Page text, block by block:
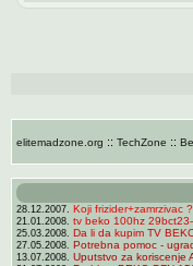
elitemadzone.org :: TechZone ::
28.12.2007. Koji frizider+zamrzivac ?
21.01.2008. tv beko 100hz
25.03.2008. Da li da kupim TV
27.05.2008. Potrebna pomoc -
13.07.2008. Uputstvo za koriscenje